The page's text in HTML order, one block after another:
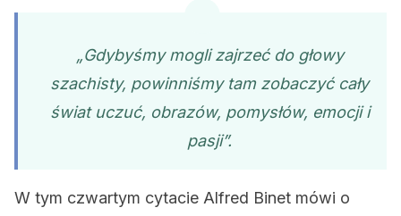
„Gdybyśmy mogli zajrzeć do głowy
szachisty, powinniśmy tam zobaczyć cały
świat uczuć, obrazów, pomysłów, emocji i
pasji”.
W tym czwartym cytacie Alfred Binet mówi o